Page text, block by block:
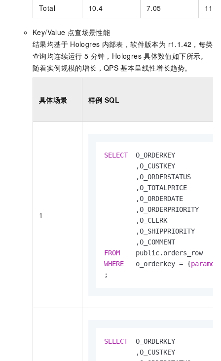
Total 10.4 7.05
Key/Value 点查场景性能
结果均基于 Hologres 内部表，软件版本为 r1.1.42，每类
查询均连续运行 5 分钟，Hologres 具体数值如下所示。
随着实例规模的增长，QPS 基本呈线性增长趋势。
具体场景 样例 SQL
1
SELECT
  O_ORDERKEY
        ,O_CUSTKEY
        ,O_ORDERSTATUS
        ,O_TOTALPRICE
        ,O_ORDERDATE
        ,O_ORDERPRIORITY
        ,O_CLERK
        ,O_SHIPPRIORITY
FROM
WHERE
   o_orderkey
= {
;
SELECT
  O_ORDERKEY
        ,O_CUSTKEY